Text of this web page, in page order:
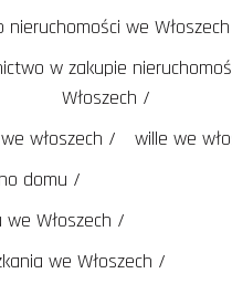
nieruchomości we Włoszech
w zakupie
Włoszech
włoszech
wille we
domu
Włoszech
we Włoszech